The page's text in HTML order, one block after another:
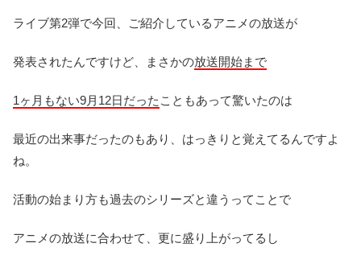
ライブ第2弾で今回、ご紹介しているアニメの放送が
発表されたんですけど、まさかの放送開始まで
1ヶ月もない9月12日だった こともあって驚いたのは
最近の出来事だったのもあり、はっきりと覚えてるんですよ
ね。
活動の始まり方も過去のシリーズと違うってことで
アニメの放送に合わせて、更に盛り上がってるし